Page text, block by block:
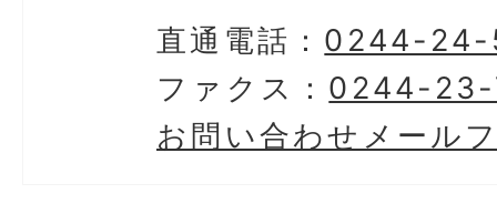
直通電話： 0244-24-
ファクス： 0244-
お問い合わせメール